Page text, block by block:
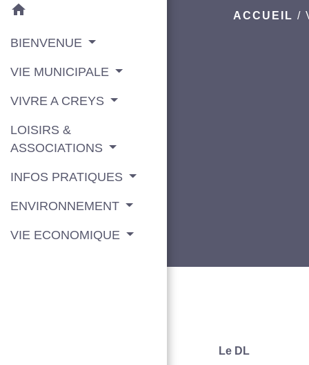
home
BIENVENUE
VIE MUNICIPALE
VIVRE A CREYS
LOISIRS &
ASSOCIATIONS
INFOS PRATIQUES
ENVIRONNEMENT
VIE ECONOMIQUE
ACCUEIL /
Le DL